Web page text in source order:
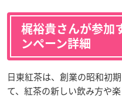
梶裕貴さんが参加
ンペーン詳細
日東紅茶は、創業の昭和初
て、紅茶の新しい飲み方や